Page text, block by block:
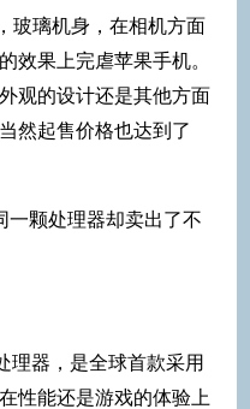
玻璃机身，在相机方面
效果上完虐苹果手机。
观的设计还是其他方面
然起售价格也达到了
理器，是全球首款采用
性能还是游戏的体验上